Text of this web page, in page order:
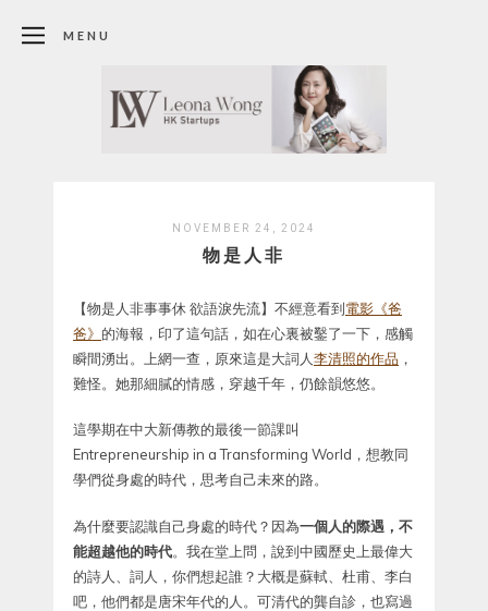
MENU
NOVEMBER 24, 2024
物是人非
【物是人非事事休 欲語淚先流】不經意看到電影《爸
爸》 的海報，印了這句話，如在心裏被鑿了一下，感觸
瞬間湧出。上網一查，原來這是大詞人李清照的作品 ，
難怪。她那細膩的情感，穿越千年，仍餘韻悠悠。
這學期在中大新傳教的最後一節課叫
Entrepreneurship in a Transforming World，想教同
學們從身處的時代，思考自己未來的路。
為什麼要認識自己身處的時代？因為一個人的際遇，不
能超越他的時代。我在堂上問，說到中國歷史上最偉大
的詩人、詞人，你們想起誰？大概是蘇軾、杜甫、李白
吧，他們都是唐宋年代的人。可清代的龔自診，也寫過